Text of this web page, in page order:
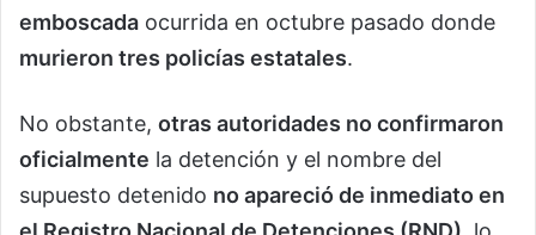
emboscada ocurrida en octubre pasado donde
murieron tres policías estatales.
No obstante, otras autoridades no confirmaron
oficialmente la detención y el nombre del
supuesto detenido no apareció de inmediato en